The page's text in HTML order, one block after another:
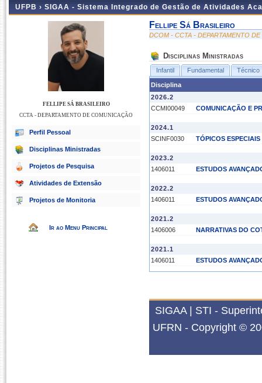
UFPB › SIGAA - Sistema Integrado de Gestão de Atividades
FELLIPE SÁ BRASILEIRO
CCTA - DEPARTAMENTO DE COMUNICAÇÃO
Perfil Pessoal
Disciplinas Ministradas
Projetos de Pesquisa
Atividades de Extensão
Projetos de Monitoria
Ir ao Menu Principal
Fellipe Sá Brasileiro
DCOM - CCTA - DEPARTAMENTO
Disciplinas Ministradas
Infantil Fundamental Técnico
Disciplina
2026.2
CCMI00049
COMUNICAÇÃO E
2024.1
SCINF0030
TÓPICOS ESPECIAIS
2023.2
1406011
ESTUDOS
2022.2
1406011
ESTUDOS
2021.2
1406006
NARRATIVAS DO
2021.1
1406011
ESTUDOS
SIGAA | STI -
UFRN - Copyright ©